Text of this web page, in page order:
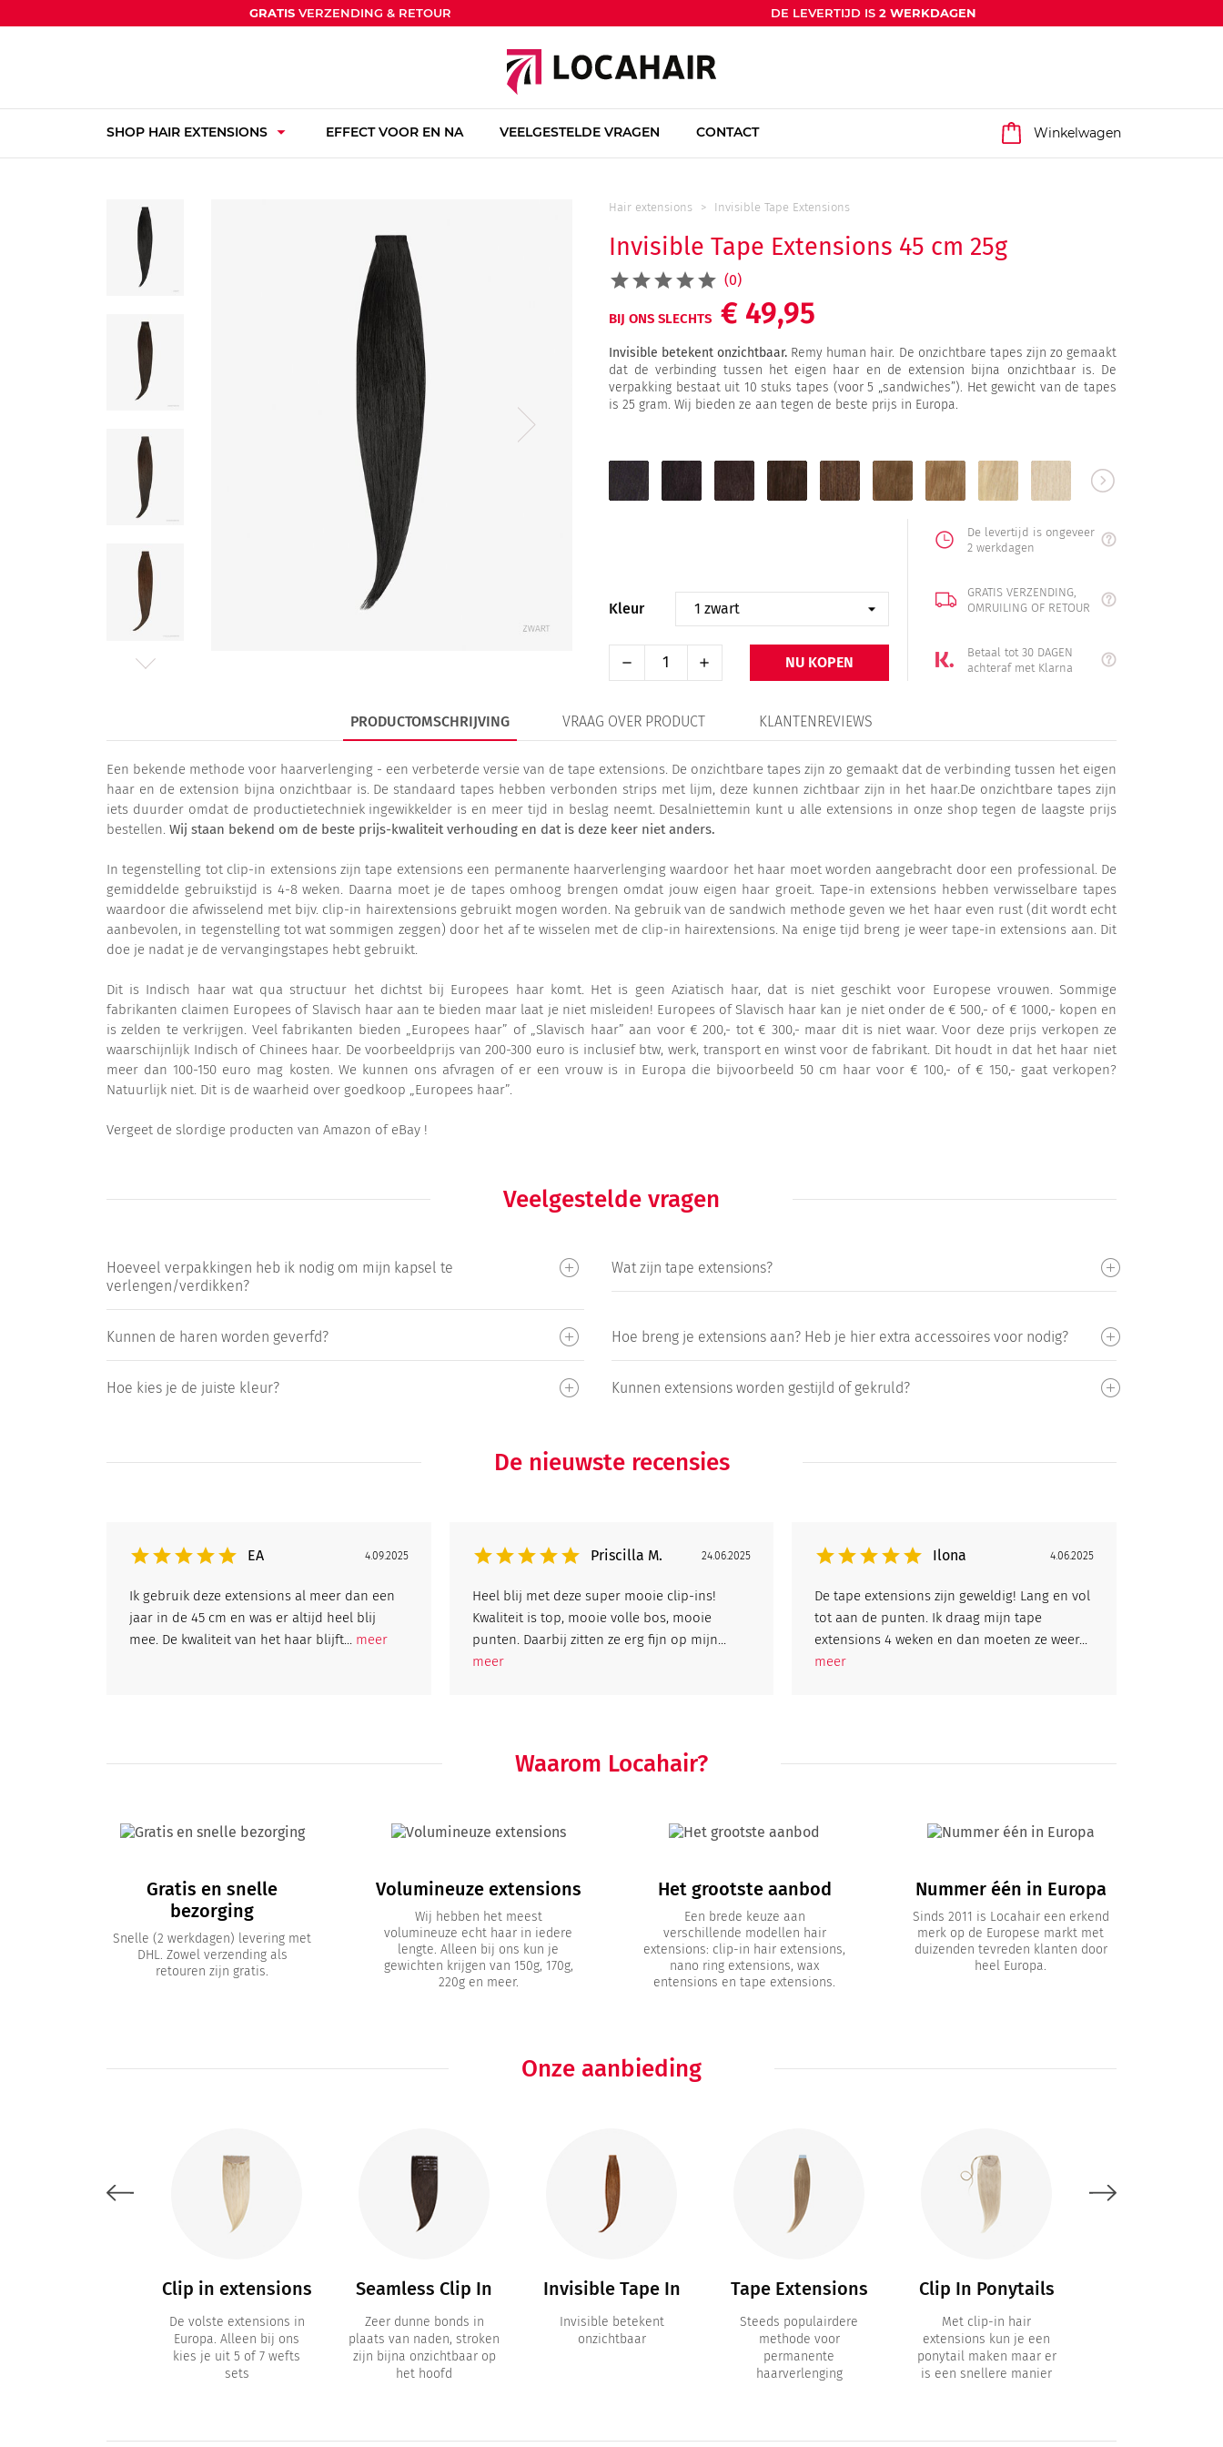
GRATISVERZENDING & RETOUR DE LEVERTIJD IS 2 WERKDAGEN
SHOP HAIR EXTENSIONS arrow_drop_down EFFECT VOOR EN NA VEELGESTELDE VRAGEN CONTACT Winkelwagen
Hair extensions Invisible Tape Extensions
Invisible Tape Extensions 45 cm 25g
(0)
BIJ ONS SLECHTS € 49,95
Invisible betekent onzichtbaar. Remy human hair. De onzichtbare tapes zijn zo gemaakt
dat de verbinding tussen het eigen haar en de extension bijna onzichtbaar is. De
verpakking bestaat uit 10 stuks tapes (voor 5 „sandwiches”). Het gewicht van de tapes
is 25 gram. Wij bieden ze aan tegen de beste prijs in Europa.
zwart
donkerbruinchocoladebruinkastanjebruin
8
lichtbruin
16
donkerblondmiddenblondlichtblond
60
platinablond
Kleur
NU KOPEN
De levertijd is ongeveer
2 werkdagen
GRATIS VERZENDING,
OMRUILING OF RETOUR
Betaal tot 30 DAGEN
achteraf met Klarna
PRODUCTOMSCHRIJVING VRAAG OVER PRODUCT KLANTENREVIEWS
Een bekende methode voor haarverlenging - een verbeterde versie van de tape extensions. De onzichtbare tapes zijn zo gemaakt dat de verbinding tussen het eigen
haar en de extension bijna onzichtbaar is. De standaard tapes hebben verbonden strips met lijm, deze kunnen zichtbaar zijn in het haar.De onzichtbare tapes zijn
iets duurder omdat de productietechniek ingewikkelder is en meer tijd in beslag neemt. Desalniettemin kunt u alle extensions in onze shop tegen de laagste prijs
bestellen. Wij staan bekend om de beste prijs-kwaliteit verhouding en dat is deze keer niet anders.
In tegenstelling tot clip-in extensions zijn tape extensions een permanente haarverlenging waardoor het haar moet worden aangebracht door een professional. De
gemiddelde gebruikstijd is 4-8 weken. Daarna moet je de tapes omhoog brengen omdat jouw eigen haar groeit. Tape-in extensions hebben verwisselbare tapes
waardoor die afwisselend met bijv. clip-in hairextensions gebruikt mogen worden. Na gebruik van de sandwich methode geven we het haar even rust (dit wordt echt
aanbevolen, in tegenstelling tot wat sommigen zeggen) door het af te wisselen met de clip-in hairextensions. Na enige tijd breng je weer tape-in extensions aan. Dit
doe je nadat je de vervangingstapes hebt gebruikt.
Dit is Indisch haar wat qua structuur het dichtst bij Europees haar komt. Het is geen Aziatisch haar, dat is niet geschikt voor Europese vrouwen. Sommige
fabrikanten claimen Europees of Slavisch haar aan te bieden maar laat je niet misleiden! Europees of Slavisch haar kan je niet onder de € 500,- of € 1000,- kopen en
is zelden te verkrijgen. Veel fabrikanten bieden „Europees haar” of „Slavisch haar” aan voor € 200,- tot € 300,- maar dit is niet waar. Voor deze prijs verkopen ze
waarschijnlijk Indisch of Chinees haar. De voorbeeldprijs van 200-300 euro is inclusief btw, werk, transport en winst voor de fabrikant. Dit houdt in dat het haar niet
meer dan 100-150 euro mag kosten. We kunnen ons afvragen of er een vrouw is in Europa die bijvoorbeeld 50 cm haar voor € 100,- of € 150,- gaat verkopen?
Natuurlijk niet. Dit is de waarheid over goedkoop „Europees haar”.
Vergeet de slordige producten van Amazon of eBay !
Veelgestelde vragen
Hoeveel verpakkingen heb ik nodig om mijn kapsel te
verlengen/verdikken?
Wat zijn tape extensions?
Kunnen de haren worden geverfd? Hoe breng je extensions aan? Heb je hier extra accessoires voor nodig?
Hoe kies je de juiste kleur? Kunnen extensions worden gestijld of gekruld?
De nieuwste recensies
EA 4.09.2025
Ik gebruik deze extensions al meer dan een
jaar in de 45 cm en was er altijd heel blij
mee. De kwaliteit van het haar blijft... meer
Priscilla M. 24.06.2025
Heel blij met deze super mooie clip-ins!
Kwaliteit is top, mooie volle bos, mooie
punten. Daarbij zitten ze erg fijn op mijn...
meer
Ilona 4.06.2025
De tape extensions zijn geweldig! Lang en vol
tot aan de punten. Ik draag mijn tape
extensions 4 weken en dan moeten ze weer...
meer
Waarom Locahair?
Gratis en snelle
bezorging
Snelle (2 werkdagen) levering met
DHL. Zowel verzending als
retouren zijn gratis.
Volumineuze extensions
Wij hebben het meest
volumineuze echt haar in iedere
lengte. Alleen bij ons kun je
gewichten krijgen van 150g, 170g,
220g en meer.
Het grootste aanbod
Een brede keuze aan
verschillende modellen hair
extensions: clip-in hair extensions,
nano ring extensions, wax
entensions en tape extensions.
Nummer één in Europa
Sinds 2011 is Locahair een erkend
merk op de Europese markt met
duizenden tevreden klanten door
heel Europa.
Onze aanbieding
Clip in extensions
De volste extensions in
Europa. Alleen bij ons
kies je uit 5 of 7 wefts
sets
Seamless Clip In
Zeer dunne bonds in
plaats van naden, stroken
zijn bijna onzichtbaar op
het hoofd
Invisible Tape In
Invisible betekent
onzichtbaar
Tape Extensions
Steeds populairdere
methode voor
permanente
haarverlenging
Clip In Ponytails
Met clip-in hair
extensions kun je een
ponytail maken maar er
is een snellere manier